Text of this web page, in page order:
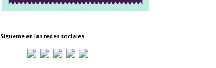
Sígueme en las redes sociales